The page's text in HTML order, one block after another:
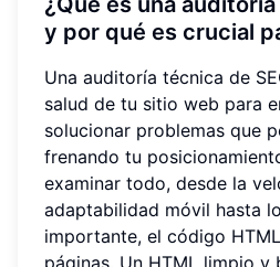
y por qué es crucial
Una auditoría técnica de
salud de tu sitio web para
solucionar problemas que
frenando tu
examinar todo, desde la
adaptabilidad móvil hasta
importante, el código